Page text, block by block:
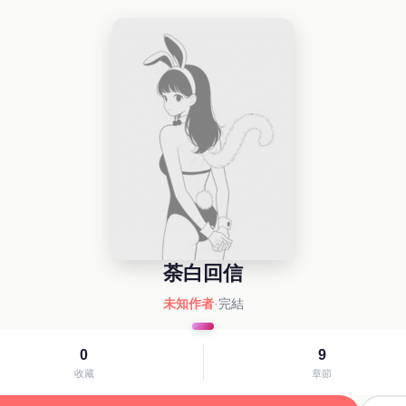
荼白回信
未知作者·完結
0
收藏
9
章節